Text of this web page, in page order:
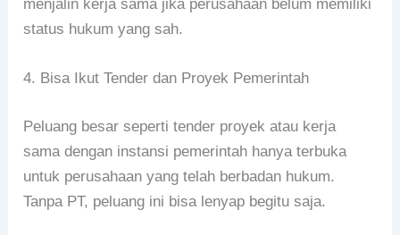
menjalin kerja sama jika perusahaan belum memiliki
status hukum yang sah.
4. Bisa Ikut Tender dan Proyek Pemerintah
Peluang besar seperti tender proyek atau kerja
sama dengan instansi pemerintah hanya terbuka
untuk perusahaan yang telah berbadan hukum.
Tanpa PT, peluang ini bisa lenyap begitu saja.